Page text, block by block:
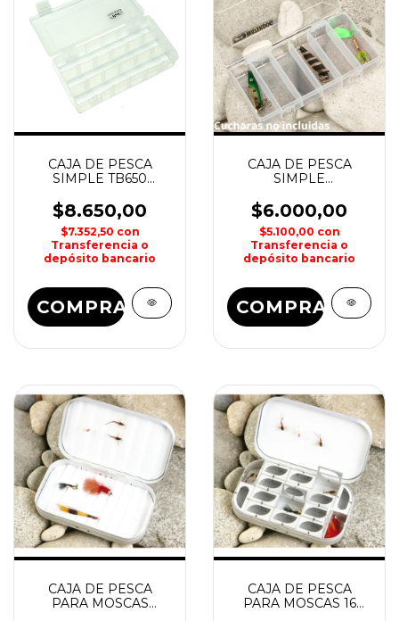
CAJA DE PESCA
SIMPLE TB650
$8.650,00
$7.352,50 con
Transferencia o
depósito bancario
COMPRAR
CAJA DE PESCA
SIMPLE
WATERDOG
$6.000,00
$5.100,00 con
Transferencia o
depósito bancario
COMPRAR
CAJA DE PESCA
PARA MOSCAS
CAJA DE PESCA
PARA MOSCAS 16